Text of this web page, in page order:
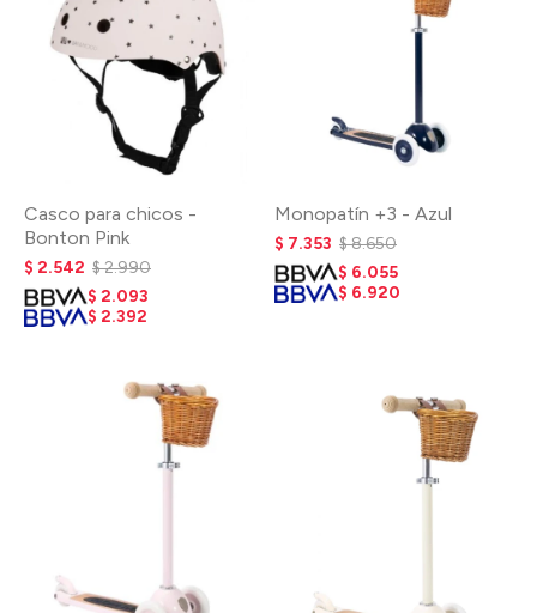
Casco para chicos -
Bonton Pink
$ 2.542 $2.990
$ 2.093
$ 2.392
Monopatín +3 - Azul
$ 7.353 $8.650
$ 6.055
$ 6.920